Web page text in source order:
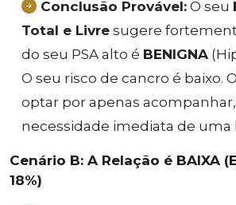
Conclusão Provável: O seu
Total e Livre sugere
do seu PSA alto é BENIGNA
O seu risco de cancro é baixo.
optar por apenas
necessidade imediata de uma
Cenário B: A Relação é BAIXA
18%)